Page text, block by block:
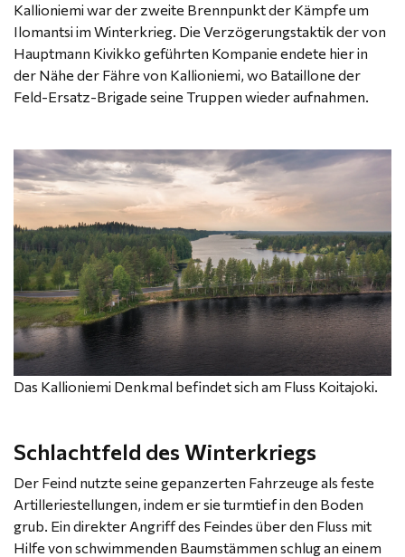
Kallioniemi war der zweite Brennpunkt der Kämpfe um
Ilomantsi im Winterkrieg. Die Verzögerungstaktik der von
Hauptmann Kivikko geführten Kompanie endete hier in
der Nähe der Fähre von Kallioniemi, wo Bataillone der
Feld-Ersatz-Brigade seine Truppen wieder aufnahmen.
Das Kallioniemi Denkmal befindet sich am Fluss Koitajoki.
Schlachtfeld des Winterkriegs
Der Feind nutzte seine gepanzerten Fahrzeuge als feste
Artilleriestellungen, indem er sie turmtief in den Boden
grub. Ein direkter Angriff des Feindes über den Fluss mit
Hilfe von schwimmenden Baumstämmen schlug an einem